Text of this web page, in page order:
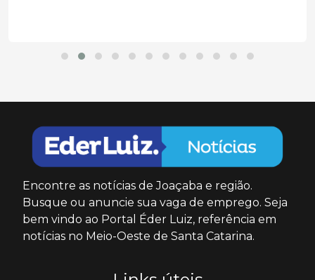
Encontre as notícias de Joaçaba e região.
Busque ou anuncie sua vaga de emprego. Seja
bem vindo ao Portal Éder Luiz, referência em
notícias no Meio-Oeste de Santa Catarina.